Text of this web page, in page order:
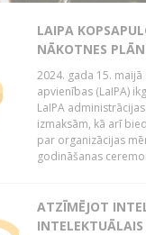
LAIPA
NĀKOTNES
2024. gada 15.
apvienības (LaIPA)
LaIPA
izmaksām, kā arī
par organizācijas
godināšanas
ATZĪMĒJOT